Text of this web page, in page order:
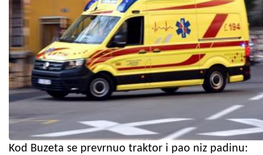
Kod Buzeta se prevrnuo traktor i pao niz padinu: